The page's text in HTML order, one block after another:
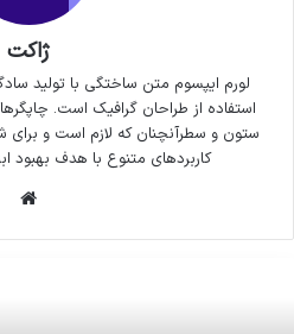
ژاکت
لورم ایپسوم متن ساختگی با تولید
استفاده از طراحان گرافیک است.
ستون و سطرآنچنان که لازم است و برای
کاربردهای متنوع با هدف بهبود